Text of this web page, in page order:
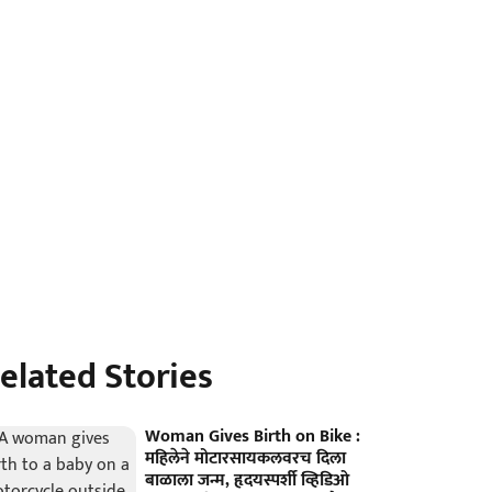
Stories
Woman Gives Birth on Bike :
महिलेने मोटारसायकलवरच दिला
बाळाला जन्म, हृदयस्पर्शी व्हिडिओ